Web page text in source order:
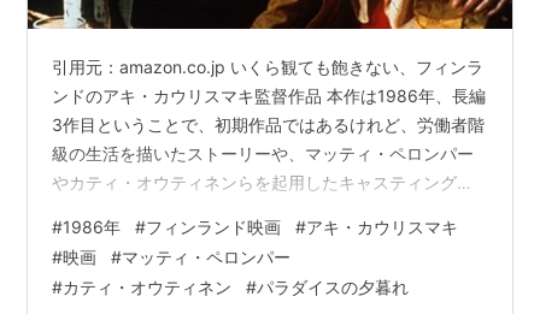
引用元：amazon.co.jp いくら観ても飽きない、フィンラ
ンドのアキ・カウリスマキ監督作品 本作は1986年、長編
3作目ということで、初期作品ではあるけれど、労働者階
級の生活を描いたストーリーや、マッティ・ペロンパー
やカティ・オウティネンらを起用したキャスティングな
車の運転手ニカンデル（マッティ・ペロンパー）は、無
口で不器用な男 仕事以外には、酒と煙草、後は同僚とカ
ードで遊ぶ程度 ある日、調子の悪い車のボンネットを開
#1986年 #フィンランド映画 #アキ・カウリスマキ
#映画 #マッティ・ペロンパー
#カティ・オウティネン #パラダイスの夕暮れ